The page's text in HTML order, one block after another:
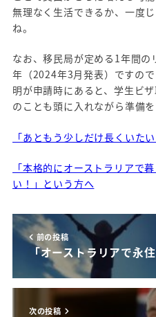
無理なく生活できるか、一度
ね。
なお、移民局が定める1年間
年（2024年3月発表）ですの
明が申請時にあると、学生ビ
のことも頭に入れながら準備
「あともう少しだけ長くいた
「本格的にオーストラリアで
い！」という方へ
前の投稿
「オーストラリアで永
次の投稿